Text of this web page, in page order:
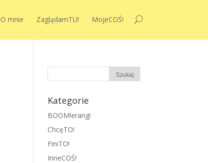
O mnie ZaglądamTU! MojeCOŚ!
Kategorie
BOOM!erangi
ChcęTO!
FiniTO!
InneCOŚ!